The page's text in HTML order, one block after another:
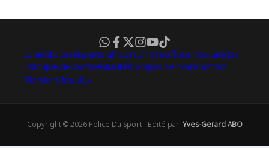
Le média omnisports africain en directTous nos articles
Politique de confidentialitéÀ propos de nousContact
Mentions légales
Copyright © 2026 Police Du Sport - Edité par Yves-Gerard ABO